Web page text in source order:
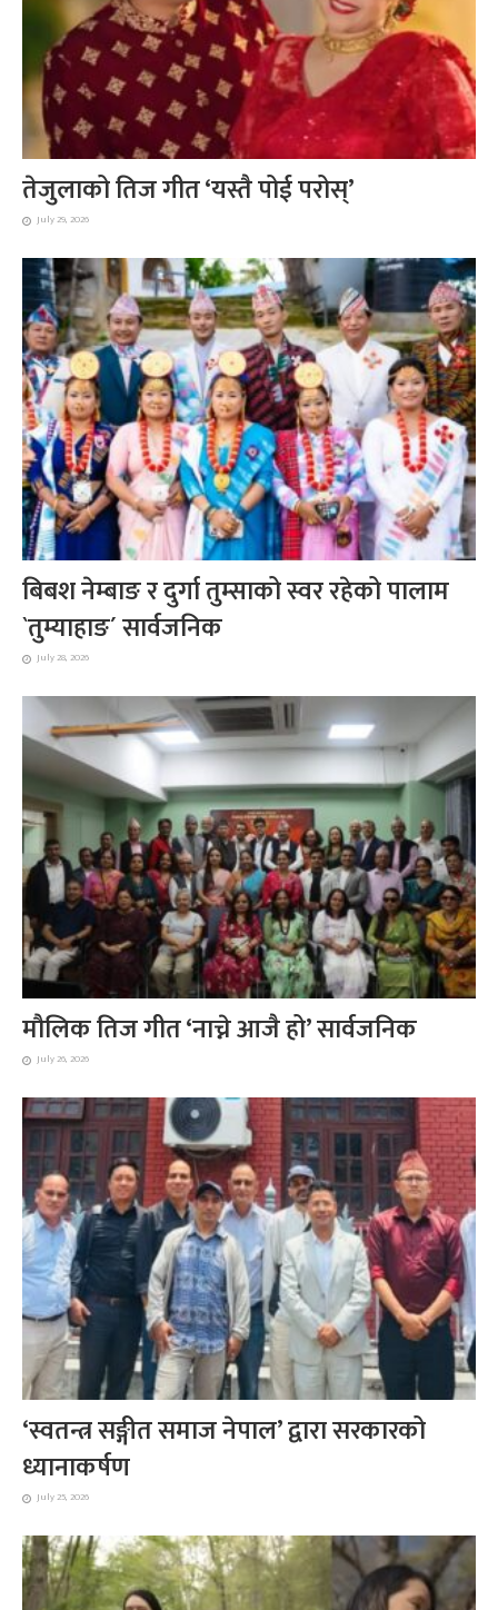
तेजुलाको तिज गीत ‘यस्तै पोई परोस्’
July 29, 2026
बिबश नेम्बाङ र दुर्गा तुम्साको स्वर रहेको पालाम
`तुम्याहाङ´ सार्वजनिक
July 28, 2026
मौलिक तिज गीत ‘नाच्ने आजै हो’ सार्वजनिक
July 26, 2026
‘स्वतन्त्र सङ्गीत समाज नेपाल’ द्वारा सरकारको
ध्यानाकर्षण
July 25, 2026